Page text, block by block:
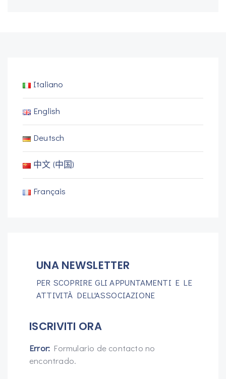
Italiano
English
Deutsch
中文 (中国)
Français
UNA NEWSLETTER
PER SCOPRIRE GLI APPUNTAMENTI E LE
ATTIVITÀ DELL'ASSOCIAZIONE
ISCRIVITI ORA
Error: Formulario de contacto no
encontrado.